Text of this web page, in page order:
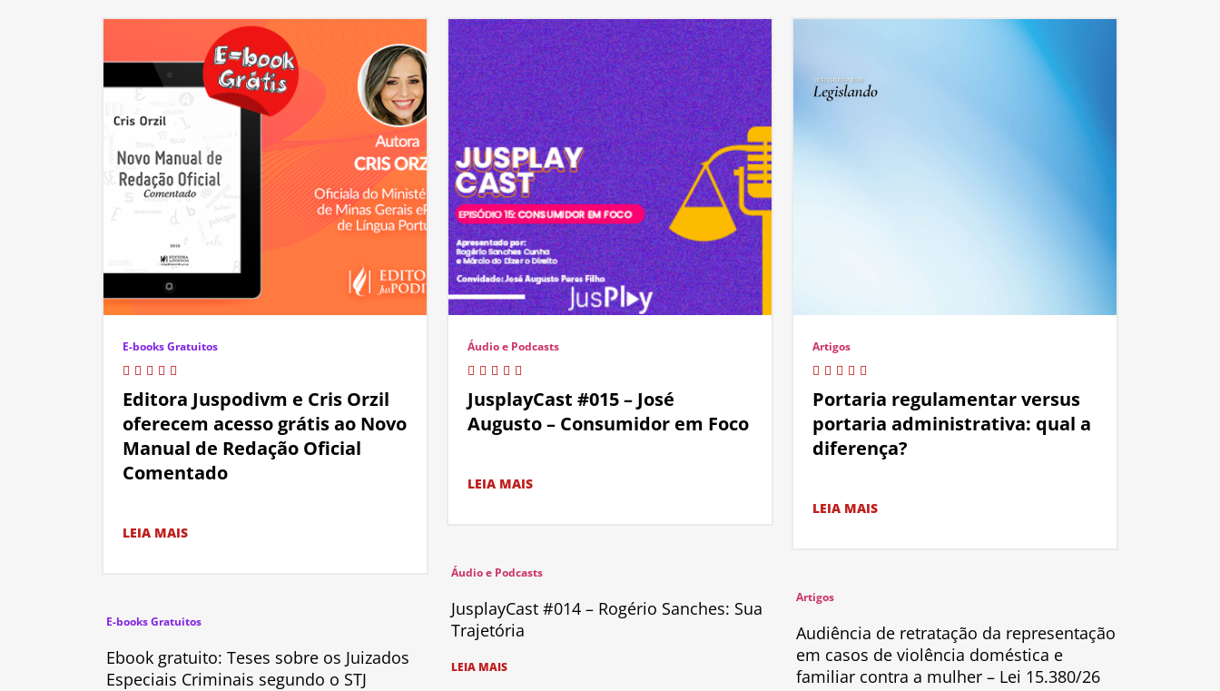
E-books Gratuitos
Editora Juspodivm e Cris Orzil
oferecem acesso grátis ao Novo
Manual de Redação Oficial
Comentado
LEIA MAIS
E-books Gratuitos
Ebook gratuito: Teses sobre os Juizados
Especiais Criminais segundo o STJ
Áudio e Podcasts
JusplayCast #015 – José
Augusto – Consumidor em Foco
LEIA MAIS
Áudio e Podcasts
JusplayCast #014 – Rogério Sanches: Sua
Trajetória
LEIA MAIS
Artigos
Portaria regulamentar versus
portaria administrativa: qual a
diferença?
LEIA MAIS
Artigos
Audiência de retratação da representação
em casos de violência doméstica e
familiar contra a mulher – Lei 15.380/26